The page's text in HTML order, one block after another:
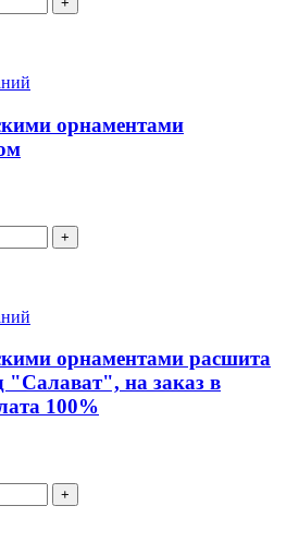
орнаментами
орнаментами расшита
"Салават", на заказ в
100%